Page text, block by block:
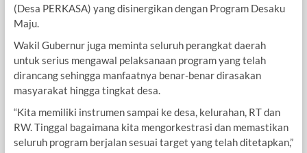
(Desa PERKASA) yang disinergikan dengan Program Desaku
Maju.
Wakil Gubernur juga meminta seluruh perangkat daerah
untuk serius mengawal pelaksanaan program yang telah
dirancang sehingga manfaatnya benar-benar dirasakan
masyarakat hingga tingkat desa.
“Kita memiliki instrumen sampai ke desa, kelurahan, RT dan
RW. Tinggal bagaimana kita mengorkestrasi dan memastikan
seluruh program berjalan sesuai target yang telah ditetapkan,”